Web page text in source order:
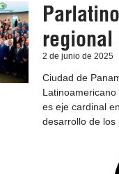
regional
2 de junio de 2025
Ciudad de
es eje cardinal
desarrollo de los